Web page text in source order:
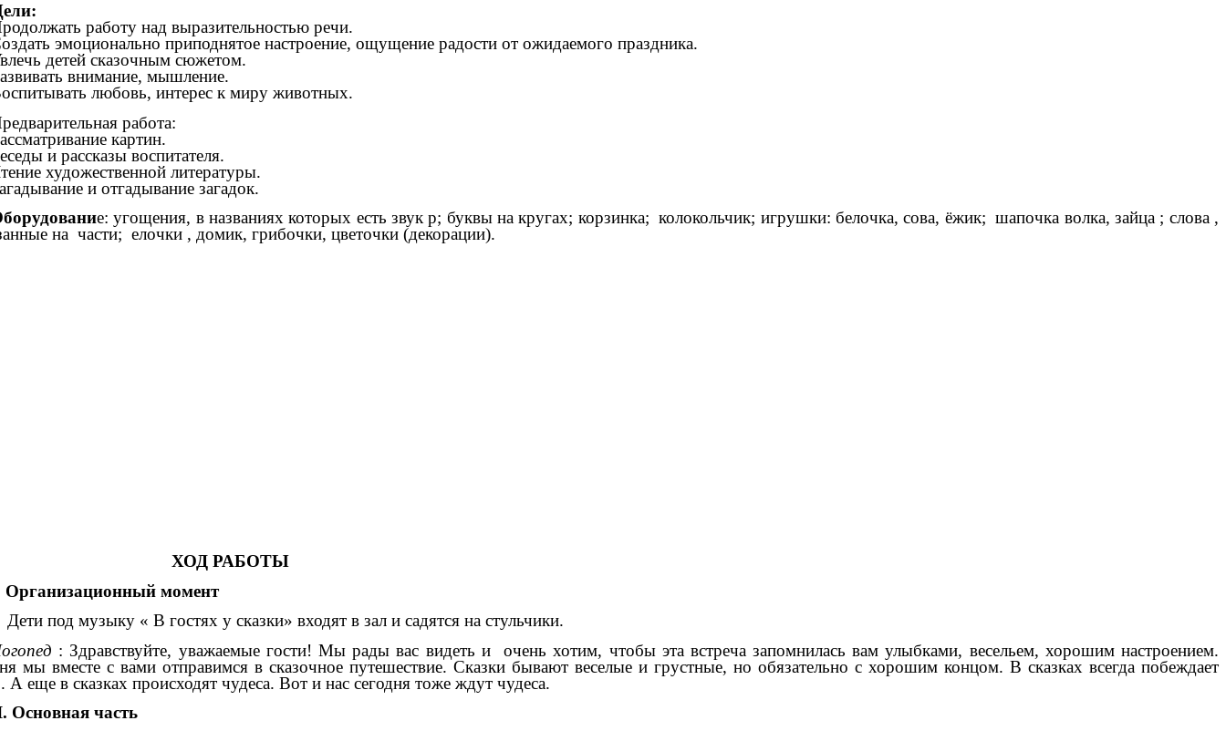
работу над выразительностью речи.
эмоционально приподнятое настроение, ощущение радости от ожидаемого праздника.
детей сказочным сюжетом.
внимание, мышление.
любовь, интерес к миру животных.
работа:
картин.
и рассказы воспитателя.
художественной литературы.
и отгадывание загадок.
е: угощения, в названиях которых есть звук р; буквы на кругах; корзинка; колокольчик; игрушки: белочка, сова, ёжик; шапочка волка, зайца ; слова ,
на части; елочки , домик, грибочки, цветочки (декорации).
ХОД РАБОТЫ
Организационный момент
Дети под музыку « В гостях у сказки» входят в зал и садятся на стульчики.
: Здравствуйте, уважаемые гости! Мы рады вас видеть и очень хотим, чтобы эта встреча запомнилась вам улыбками, весельем, хорошим настроением.
мы вместе с вами отправимся в сказочное путешествие. Сказки бывают веселые и грустные, но обязательно с хорошим концом. В сказках всегда побеждает
А еще в сказках происходят чудеса. Вот и нас сегодня тоже ждут чудеса.
Основная часть